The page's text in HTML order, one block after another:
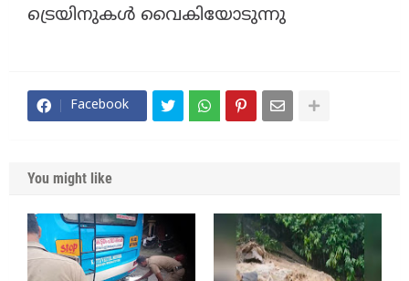
ട്രെയിനുകൾ വൈകിയോടുന്നു
Facebook
You might like